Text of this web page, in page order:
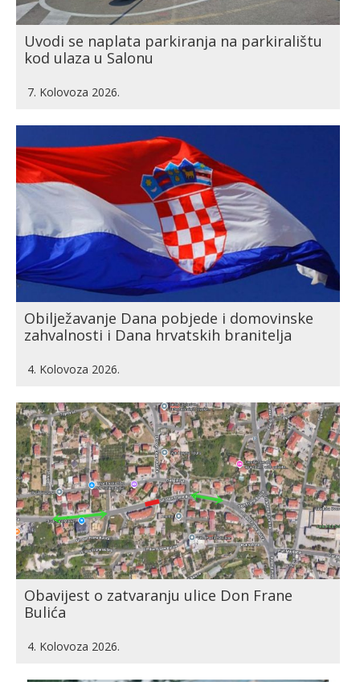
Uvodi se naplata parkiranja na parkiralištu
kod ulaza u Salonu
7. Kolovoza 2026.
Obilježavanje Dana pobjede i domovinske
zahvalnosti i Dana hrvatskih branitelja
4. Kolovoza 2026.
Obavijest o zatvaranju ulice Don Frane
Bulića
4. Kolovoza 2026.